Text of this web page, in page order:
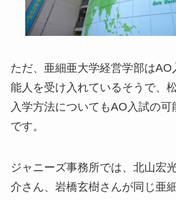
ただ、亜細亜大学経営学部はAO
能人を受け入れているそうで、
入学方法についてもAO入試の可
です。
ジャニーズ事務所では、北山宏
介さん、岩橋玄樹さんが同じ亜